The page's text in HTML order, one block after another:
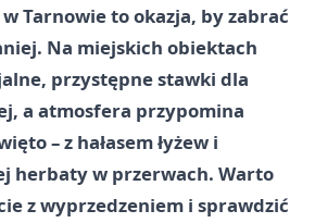
Tarnowie to okazja, by zabrać
Na miejskich obiektach
przystępne stawki dla
a atmosfera przypomina
– z hałasem łyżew i
herbaty w przerwach. Warto
z wyprzedzeniem i sprawdzić